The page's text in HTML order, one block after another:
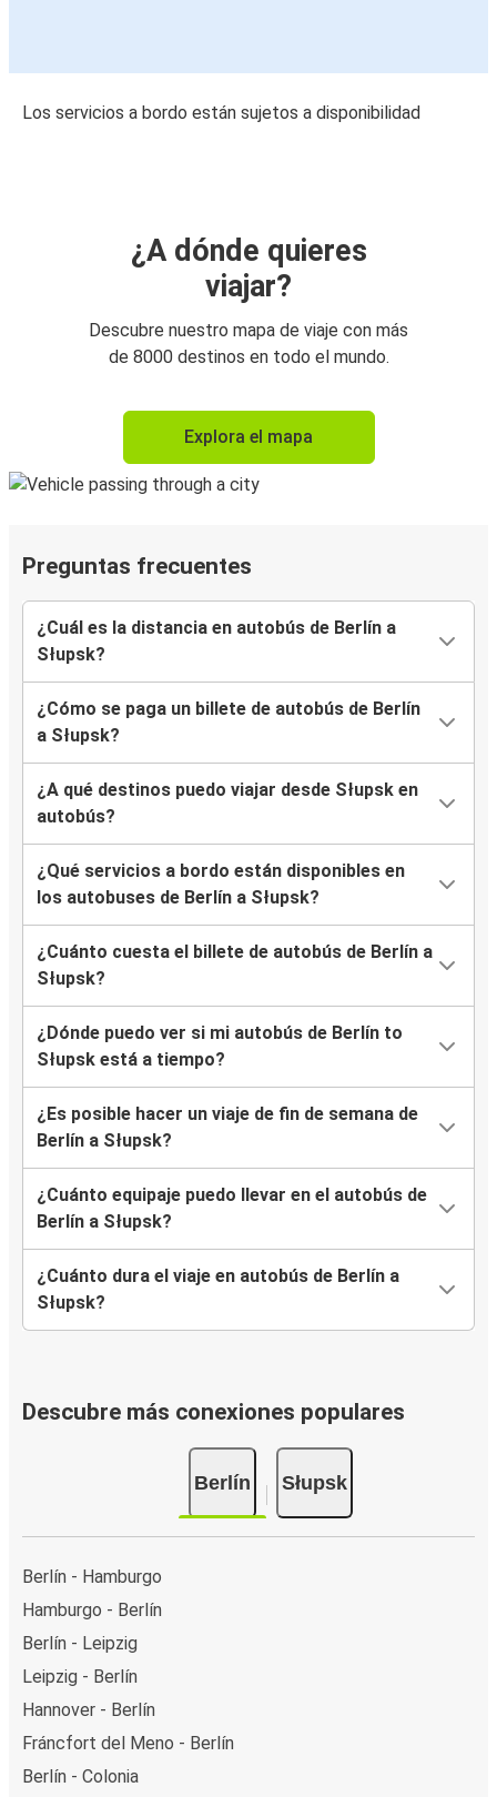
Los servicios a bordo están sujetos a disponibilidad
¿A dónde quieres
viajar?
Descubre nuestro mapa de viaje con más
de 8000 destinos en todo el mundo.
Explora el mapa
Preguntas frecuentes
¿Cuál es la distancia en autobús de Berlín a
Słupsk?
¿Cómo se paga un billete de autobús de Berlín
a Słupsk?
¿A qué destinos puedo viajar desde Słupsk en
autobús?
¿Qué servicios a bordo están disponibles en
los autobuses de Berlín a Słupsk?
¿Cuánto cuesta el billete de autobús de Berlín a
Słupsk?
¿Dónde puedo ver si mi autobús de Berlín to
Słupsk está a tiempo?
¿Es posible hacer un viaje de fin de semana de
Berlín a Słupsk?
¿Cuánto equipaje puedo llevar en el autobús de
Berlín a Słupsk?
¿Cuánto dura el viaje en autobús de Berlín a
Słupsk?
Descubre más conexiones populares
Berlín Słupsk
Berlín - Hamburgo
Hamburgo - Berlín
Berlín - Leipzig
Leipzig - Berlín
Hannover - Berlín
Fráncfort del Meno - Berlín
Berlín - Colonia